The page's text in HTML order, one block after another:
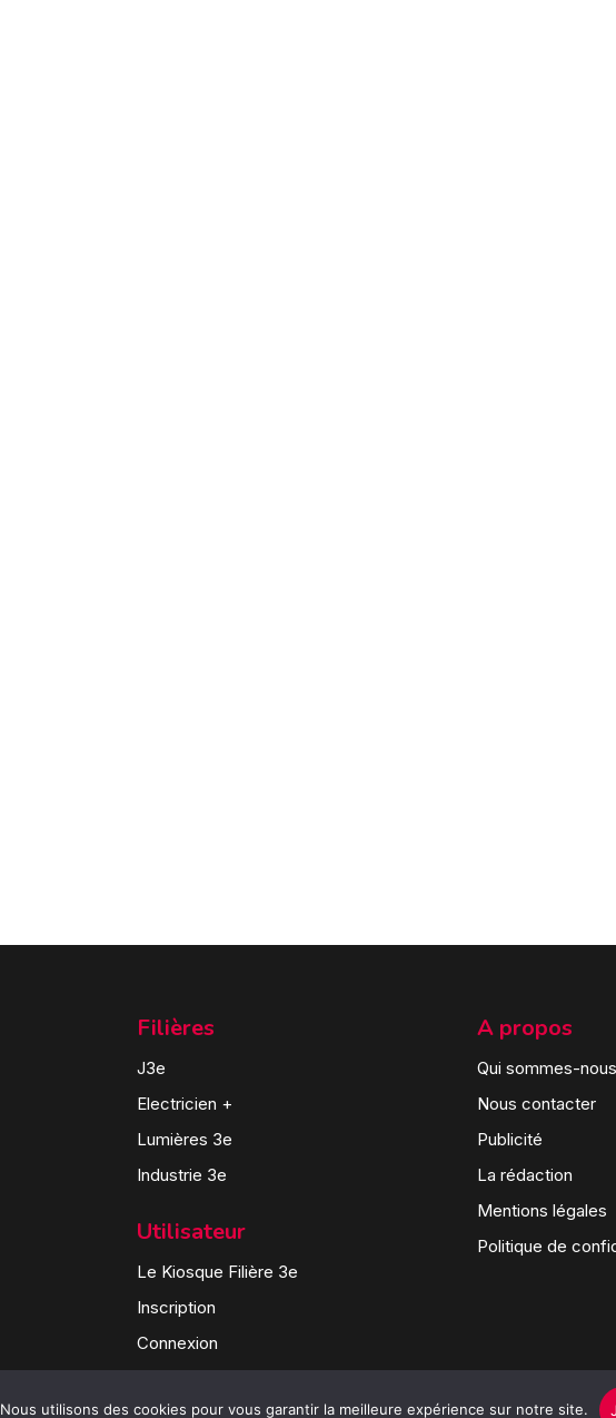
Filières
J3e
Electricien +
Lumières 3e
Industrie 3e
Utilisateur
Le Kiosque Filière 3e
Inscription
Connexion
A propos
Qui sommes-
Nous contacter
Publicité
La rédaction
Mentions légales
Politique de
Nous utilisons des cookies pour vous garantir la meilleure expérience sur notre site.